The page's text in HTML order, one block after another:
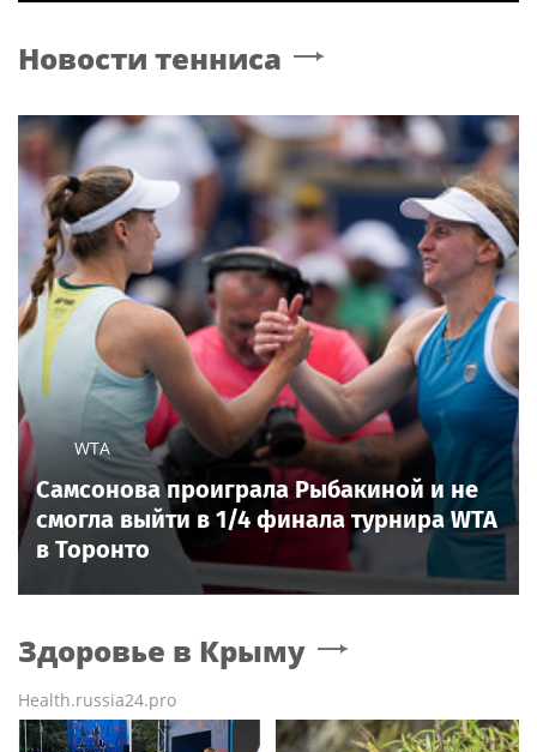
Новости тенниса
WTA
Самсонова проиграла Рыбакиной и не
смогла выйти в 1/4 финала турнира WTA
в Торонто
Здоровье в Крыму
Health.russia24.pro